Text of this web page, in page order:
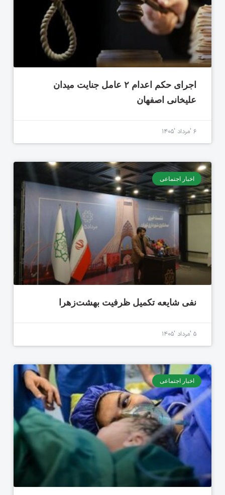
اجرای حکم اعدام ۲ عامل جنایت میدان
علیخانی اصفهان
۶ 'مرداد '۱۴۰۵
اخبار اجتماعی
نفی شایعه تکمیل ظرفیت بهشت‌زهرا
۵ 'مرداد '۱۴۰۵
اخبار اجتماعی